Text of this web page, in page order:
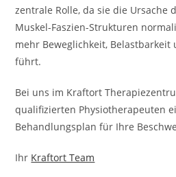
zentrale Rolle, da sie die Ursache
Muskel-Faszien-Strukturen
mehr Beweglichkeit,
führt.
Bei uns im Kraftort
qualifizierten Physiotherapeuten
Behandlungsplan für Ihre
Ihr Kraftort Team